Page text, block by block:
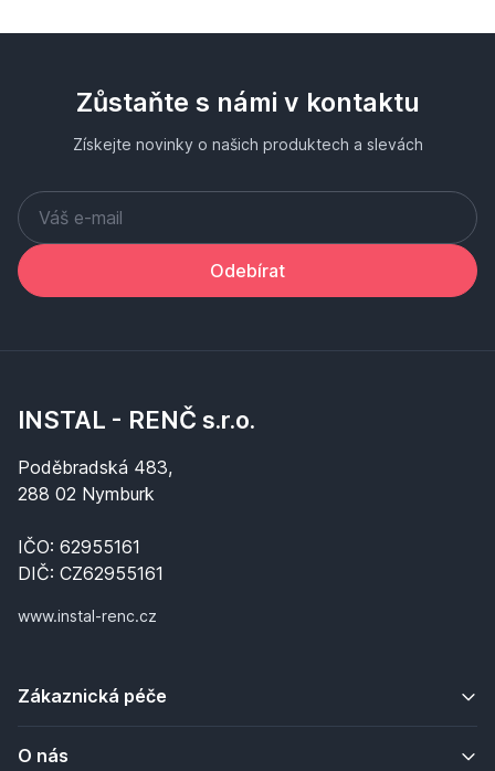
Zůstaňte s námi v kontaktu
Získejte novinky o našich produktech a slevách
Odebírat
INSTAL - RENČ s.r.o.
Poděbradská 483,
288 02 Nymburk
IČO: 62955161
DIČ: CZ62955161
www.instal-renc.cz
Zákaznická péče
O nás